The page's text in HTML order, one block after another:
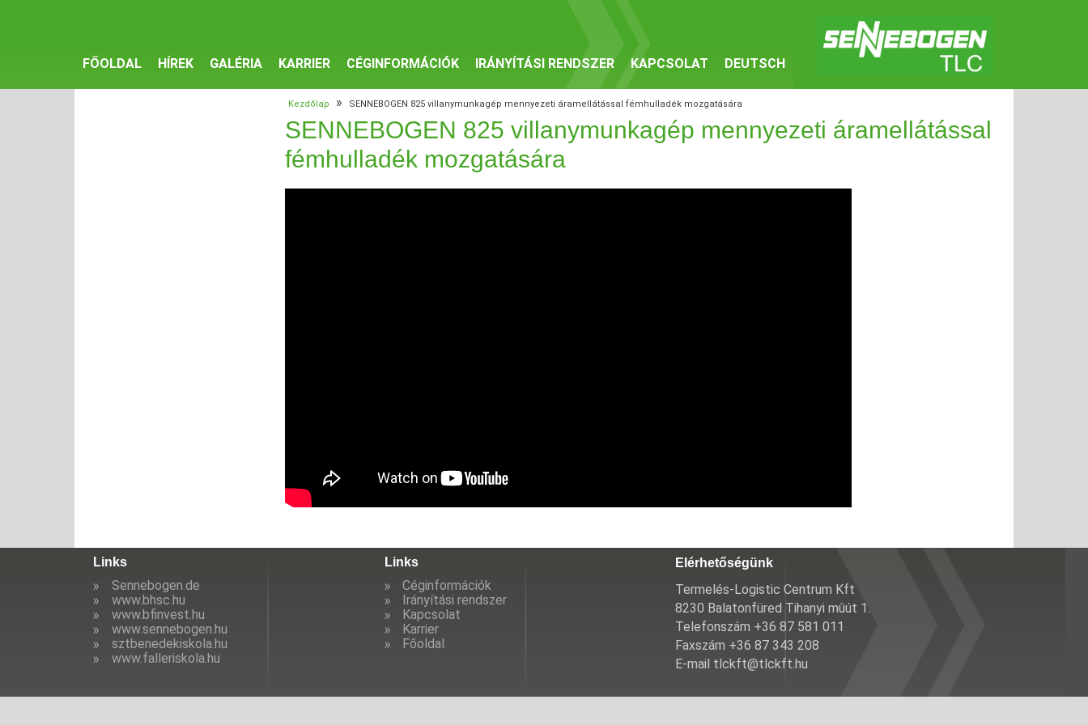
FŐOLDAL HÍREK GALÉRIA KARRIER CÉGINFORMÁCIÓK IRÁNYÍTÁSI RENDSZER KAPCSOLAT DEUTSCH
Kezdőlap » SENNEBOGEN 825 villanymunkagép mennyezeti áramellátással fémhulladék mozgatására
SENNEBOGEN 825 villanymunkagép mennyezeti áramellátással
fémhulladék mozgatására
Links
Sennebogen.de
www.bhsc.hu
www.bfinvest.hu
www.sennebogen.hu
sztbenedekiskola.hu
www.falleriskola.hu
Links
Céginformációk
Irányítási rendszer
Kapcsolat
Karrier
Főoldal
Elérhetőségünk
Termelés-Logistic Centrum Kft
8230 Balatonfüred Tihanyi mûút 1.
Telefonszám +36 87 581 011
Faxszám +36 87 343 208
E-mail tlckft@tlckft.hu